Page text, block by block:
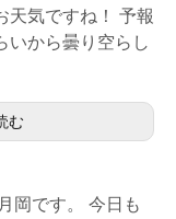
天気ですね！ 予報
いから曇り空らし
む
岡です。 今日も